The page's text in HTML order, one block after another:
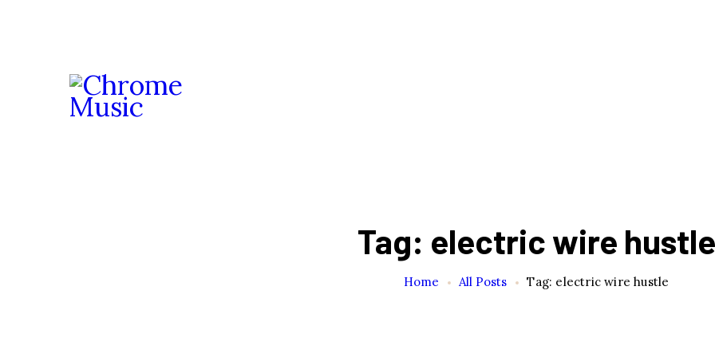
Tag: electric wire hustle
Home All Posts Tag: electric wire hustle